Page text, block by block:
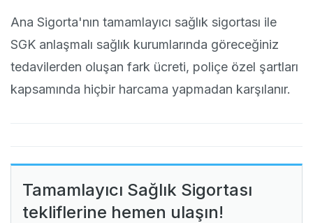
Ana Sigorta'nın tamamlayıcı sağlık sigortası ile
SGK anlaşmalı sağlık kurumlarında göreceğiniz
tedavilerden oluşan fark ücreti, poliçe özel şartları
kapsamında hiçbir harcama yapmadan karşılanır.
Tamamlayıcı Sağlık Sigortası
tekliflerine hemen ulaşın!